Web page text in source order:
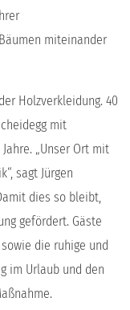
miteinander
Holzverkleidung. 40
mit
„Unser Ort mit
sagt Jürgen
dies so bleibt,
gefördert. Gäste
die ruhige und
im Urlaub und den